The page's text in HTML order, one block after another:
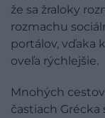
že sa žraloky
rozmachu
portálov, vďaka
oveľa rýchlejšie.
Mnohých
častiach Grécka